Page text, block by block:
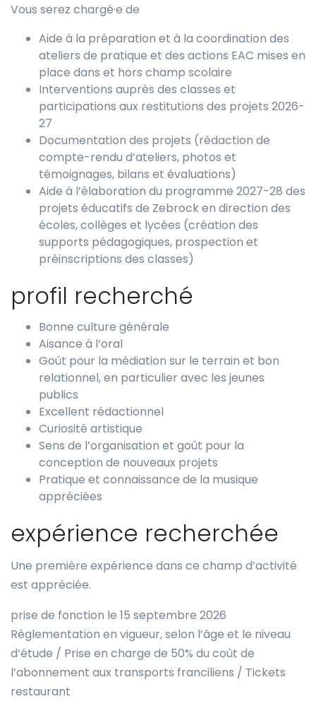
Vous serez chargé·e de
Aide à la préparation et à la coordination des
ateliers de pratique et des actions EAC mises en
place dans et hors champ scolaire
Interventions auprès des classes et
participations aux restitutions des projets 2026-
27
Documentation des projets (rédaction de
compte-rendu d’ateliers, photos et
témoignages, bilans et évaluations)
Aide à l’élaboration du programme 2027-28 des
projets éducatifs de Zebrock en direction des
écoles, collèges et lycées (création des
supports pédagogiques, prospection et
préinscriptions des classes)
profil recherché
Bonne culture générale
Aisance à l’oral
Goût pour la médiation sur le terrain et bon
relationnel, en particulier avec les jeunes
publics
Excellent rédactionnel
Curiosité artistique
Sens de l’organisation et goût pour la
conception de nouveaux projets
Pratique et connaissance de la musique
appréciées
expérience recherchée
Une première expérience dans ce champ d’activité
est appréciée.
prise de fonction le 15 septembre 2026
Règlementation en vigueur, selon l’âge et le niveau
d’étude / Prise en charge de 50% du coût de
l’abonnement aux transports franciliens / Tickets
restaurant